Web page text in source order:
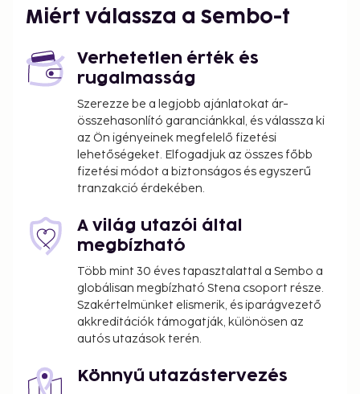
Miért válassza a Sembo-t
Verhetetlen érték és
rugalmasság
Szerezze be a legjobb ajánlatokat ár-
összehasonlító garanciánkkal, és válassza ki
az Ön igényeinek megfelelő fizetési
lehetőségeket. Elfogadjuk az összes főbb
fizetési módot a biztonságos és egyszerű
tranzakció érdekében.
A világ utazói által
megbízható
Több mint 30 éves tapasztalattal a Sembo a
globálisan megbízható Stena csoport része.
Szakértelmünket elismerik, és iparágvezető
akkreditációk támogatják, különösen az
autós utazások terén.
Könnyű utazástervezés